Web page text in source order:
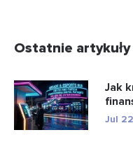
Ostatnie artykuły
Jak
Jul